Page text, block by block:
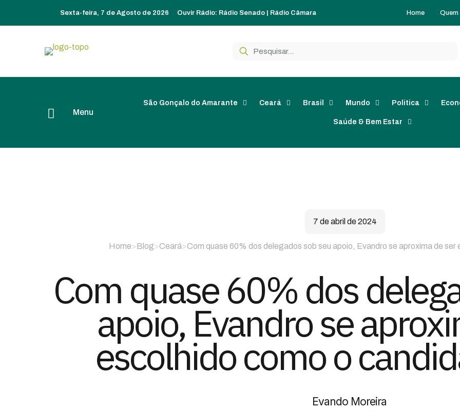
Sexta-feira, 7 de Agosto de 2026 Ouvir Rádio: Rádio Senado Rádio Câmara Home
Menu
São Gonçalo do Amarante Ceará Brasil Mundo Política
Saúde & Bem Estar
7 de abril de 2024
Home>Blog>Ceará>Com quase 60% dos delegados sob seu apoio, Evandro se aproxima de
Com quase 60% dos
apoio, Evandro se
escolhido como o
Evando Moreira